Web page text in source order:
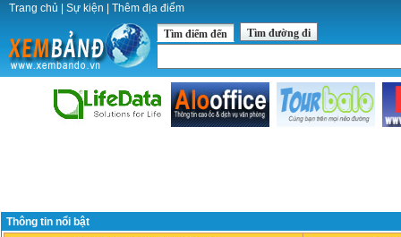
Trang chủ Sự kiện Thêm địa điểm
Tìm điểm đến Tìm đường đi
Thông tin nổi bật